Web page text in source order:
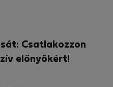
Csatlakozzon
előnyökért!